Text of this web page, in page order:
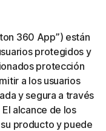
360 App”) están
protegidos y
protección
a los usuarios
y segura a través
alcance de los
producto y puede